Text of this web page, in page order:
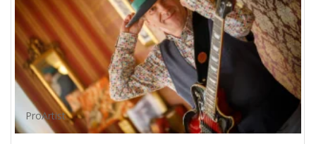
ProArtist